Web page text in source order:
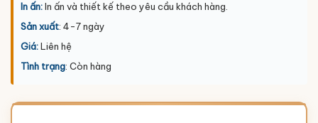
In ấn:In ấn và thiết kế theo yêu cầu khách hàng.
Sản xuất: 4-7 ngày
Giá:Liên hệ
Tình trạng: Còn hàng